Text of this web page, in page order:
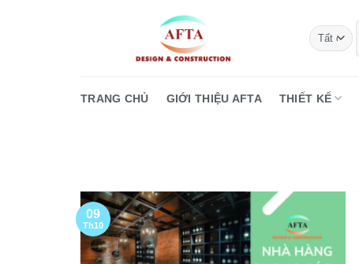
TRANG CHỦ GIỚI THIỆU AFTA THIẾT KẾ
09
Th10